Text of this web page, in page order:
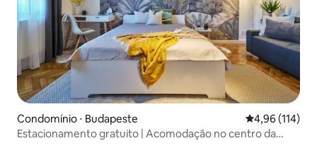
Condomínio ⋅ Budapeste 4,96 de uma
4,96 (114)
Estacionamento gratuito | Acomodação no centro da